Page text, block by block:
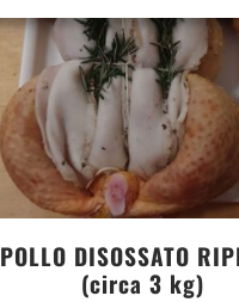
POLLO DISOSSATO
(circa 3 kg)